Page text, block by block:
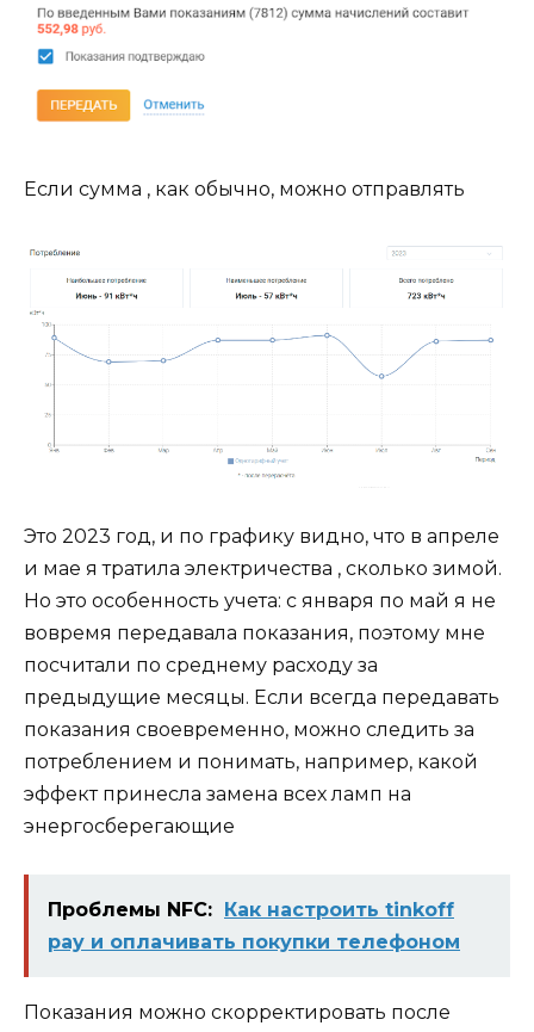
Если сумма , как обычно, можно отправлять
Это 2023 год, и по графику видно, что в апреле
и мае я тратила электричества , сколько зимой.
Но это особенность учета: с января по май я не
вовремя передавала показания, поэтому мне
посчитали по среднему расходу за
предыдущие месяцы. Если всегда передавать
показания своевременно, можно следить за
потреблением и понимать, например, какой
эффект принесла замена всех ламп на
энергосберегающие
Проблемы NFC: Как настроить tinkoff
pay и оплачивать покупки телефоном
Показания можно скорректировать после